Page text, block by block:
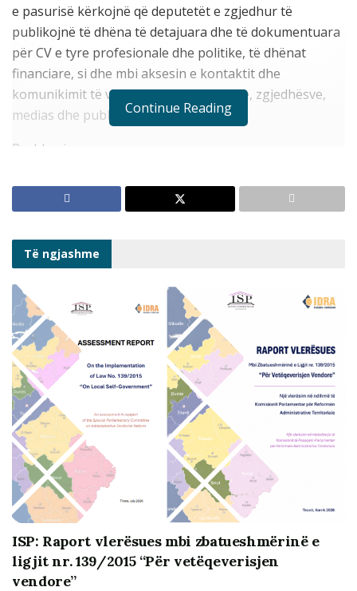
e pasurisë kërkojnë që deputetët e zgjedhur të
publikojnë të dhëna të detajuara dhe të dokumentuara
për CV e tyre profesionale dhe politike, të dhënat
financiare, si dhe mbi aksesin e kontaktit dhe
komunikimit të vazhdueshëm midis tyre, zgjedhësve,
medias dhe publikut.
Problemi
Asnjë parti politike dhe asnjë grup parlamentar nuk ka
aplikuar programin e transparencës, i cili është i
normë demokratike. Të dhënat e partive për deputetët
në detyrë dhe ata të zgjedhur janë formale, të paplota
dhe pa bazë solide referimi. Të dhënat për stafet
drejtuese politike janë edhe më të paplota.
Zgjidhja
Partitë duhet të aplikojnë standarde më të larta etike,
transparence dhe llogaridhënie, tri premtime që ato i
kanë bërë në çdo fushatë elektorale. Ato duhet të
tregojnë me fakte se nuk kanë asgjë për t’i fshehur
votuesve, se respektojnë nevojën për më shumë
transparencë dhe se janë institucione përfaqësuese me
bazë demokratike.
Instituti i Studimeve Politike po zbaton projektin
“Promovimi i llogaridhënies së zyrtarëve të zgjedhur”,
cili mbështetet financiarisht nga NED (National
Continue Reading
Të ngjashme
ISP: Raport vlerësues mbi zbatueshmërinë e
ligjit nr. 139/2015 “Për vetëqeverisjen
vendore”